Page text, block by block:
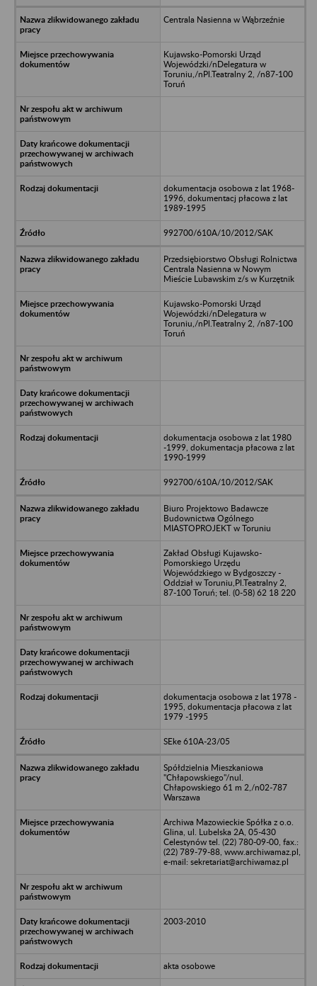
Centrala Nasienna w Wąbrzeźnie
Kujawsko-Pomorski Urząd
Wojewódzki/nDelegatura w
Toruniu,/nPl.Teatralny 2, /n87-100
Toruń
dokumentacja osobowa z lat 1968-
1996, dokumentacj płacowa z lat
1989-1995
992700/610A/10/2012/SAK
Przedsiębiorstwo Obsługi Rolnictwa
Centrala Nasienna w Nowym
Mieście Lubawskim z/s w Kurzętnik
Kujawsko-Pomorski Urząd
Wojewódzki/nDelegatura w
Toruniu,/nPl.Teatralny 2, /n87-100
Toruń
dokumentacja osobowa z lat 1980
-1999, dokumentacja płacowa z lat
1990-1999
992700/610A/10/2012/SAK
Biuro Projektowo Badawcze
Budownictwa Ogólnego
MIASTOPROJEKT w Toruniu
Zakład Obsługi Kujawsko-
Pomorskiego Urzędu
Wojewódzkiego w Bydgoszczy -
Oddział w Toruniu,Pl.Teatralny 2,
87-100 Toruń; tel. (0-58) 62 18 220
dokumentacja osobowa z lat 1978 -
1995, dokumentacja płacowa z lat
1979 -1995
SEke 610A-23/05
Spółdzielnia Mieszkaniowa
"Chłapowskiego"/nul.
Chłapowskiego 61 m 2,/n02-787
Warszawa
Archiwa Mazowieckie Spółka z o.o.
Glina, ul. Lubelska 2A, 05-430
Celestynów tel. (22) 780-09-00, fax.:
(22) 789-79-88, www.archiwamaz.pl,
e-mail: sekretariat@archiwamaz.pl
2003-2010
akta osobowe